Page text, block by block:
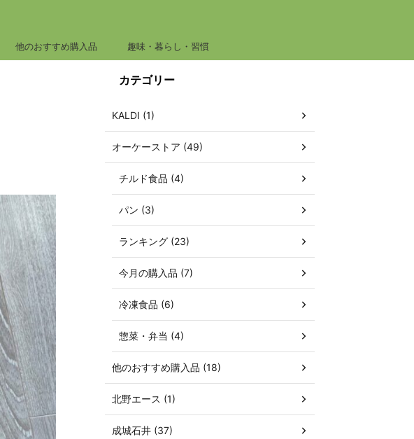
他のおすすめ購入品 趣味・暮らし・習慣
カテゴリー
KALDI (1)
オーケーストア (49)
チルド食品 (4)
パン (3)
ランキング (23)
今月の購入品 (7)
冷凍食品 (6)
惣菜・弁当 (4)
他のおすすめ購入品 (18)
北野エース (1)
成城石井 (37)